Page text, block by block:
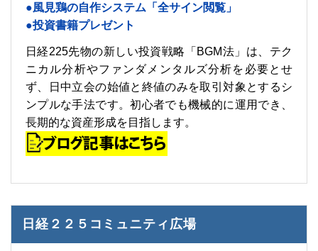
●風見鶏の自作システム「全サイン閲覧」
●投資書籍プレゼント
日経225先物の新しい投資戦略「BGM法」は、テク
ニカル分析やファンダメンタルズ分析を必要とせ
ず、日中立会の始値と終値のみを取引対象とするシ
ンプルな手法です。初心者でも機械的に運用でき、
長期的な資産形成を目指します。
日経２２５コミュニティ広場